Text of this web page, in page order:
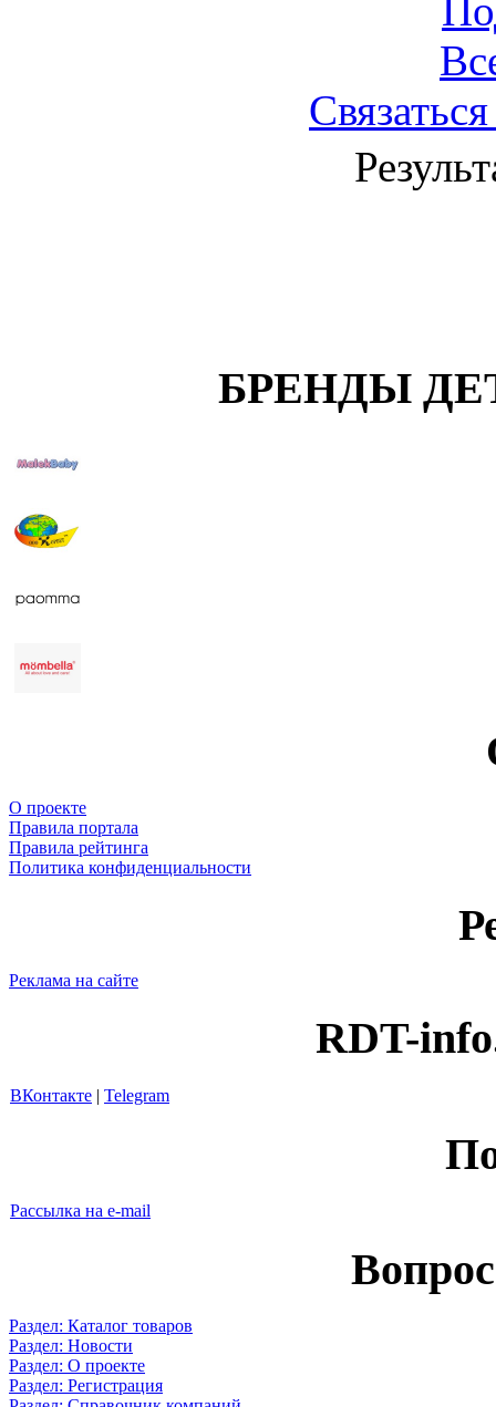
БРЕНДЫ
О проекте
Правила портала
Правила рейтинга
Политика конфиденциальности
Реклама на сайте
RDT-
ВКонтакте | Telegram
Рассылка на e-mail
Раздел: Каталог товаров
Раздел: Новости
Раздел: О проекте
Раздел: Регистрация